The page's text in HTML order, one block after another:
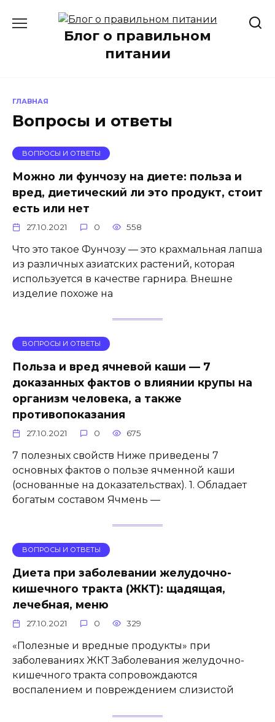
содержаниюБлог о правильном
питании
ГЛАВНАЯ
Вопросы и ответы
ВОПРОСЫ И ОТВЕТЫ
Можно ли фунчозу на диете: польза и
вред, диетический ли это продукт, стоит
есть или нет
27.10.2021 0 558
Что это такое Фунчозу — это крахмальная лапша
из различных азиатских растений, которая
используется в качестве гарнира. Внешне
изделие похоже на
ВОПРОСЫ И ОТВЕТЫ
Польза и вред ячневой каши — 7
доказанных фактов о влиянии крупы на
организм человека, а также
противопоказания
27.10.2021 0 675
7 полезных свойств Ниже приведены 7
основных фактов о пользе ячменной каши
(основанные на доказательствах). 1. Обладает
богатым составом Ячмень —
ВОПРОСЫ И ОТВЕТЫ
Диета при заболевании желудочно-
кишечного тракта (ЖКТ): щадящая,
лечебная, меню
27.10.2021 0 329
«Полезные и вредные продукты» при
заболеваниях ЖКТ Заболевания желудочно-
кишечного тракта сопровождаются
воспалением и повреждением слизистой